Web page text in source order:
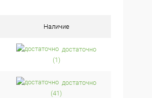
Наличие
достаточно
(1)
достаточно
(41)